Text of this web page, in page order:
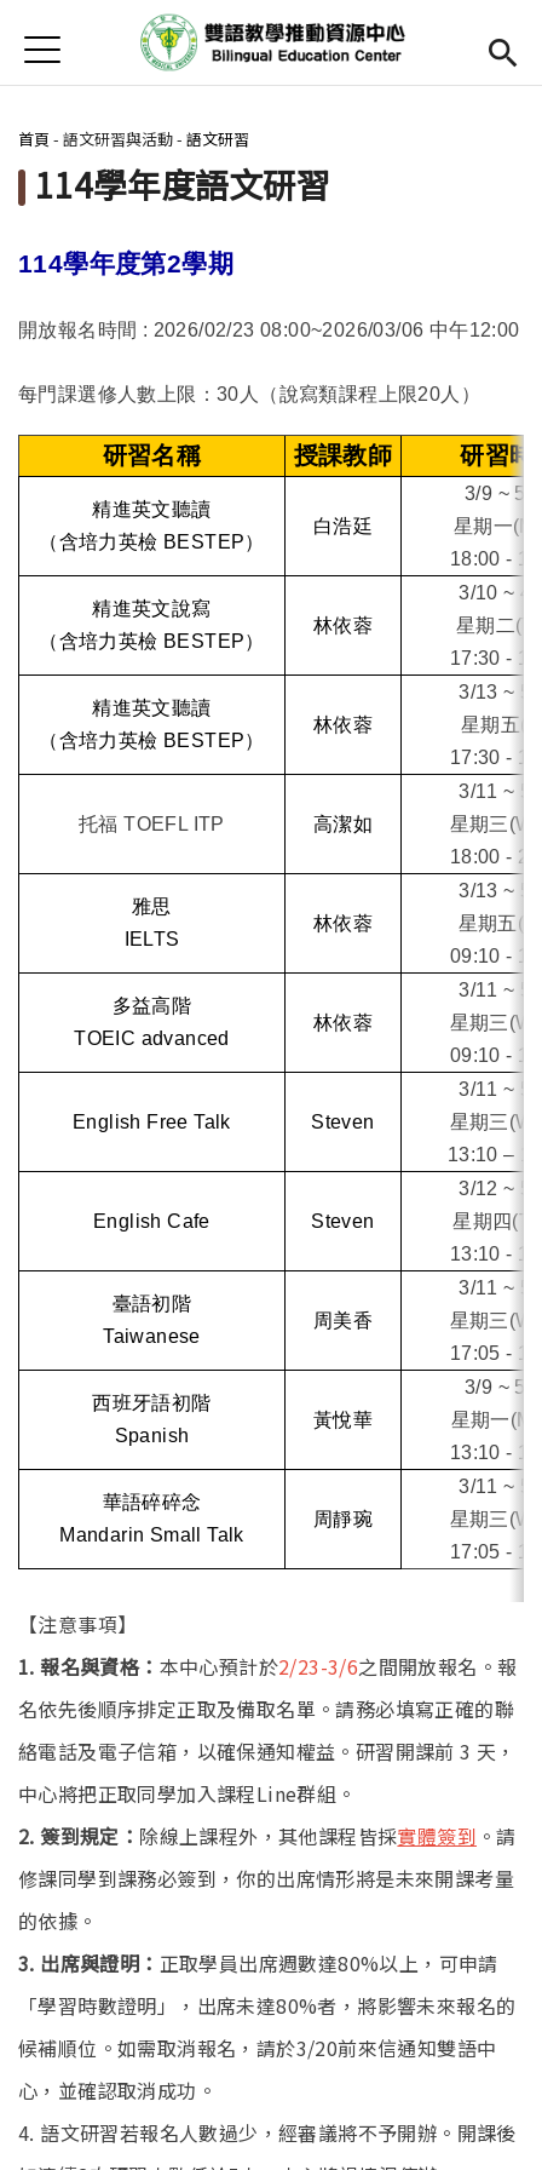
首頁
Open submenu (關於中心)
關於中心
最新消息
Open submenu (教師專區)
教師專區
Open submenu (學生專區)
學生專區
Open submenu (語文研習與活動)
語文研習與活動
法規辦法與申請表
English(link is external)
Jump to Navigation
Jump to Main content
您在這裡
首頁 - 語文研習與活動- 語文研習
114學年度語文研習
114學年度第2學期
開放報名時間 : 2026/02/23 08:00~2026/03/06 中午12:00
每門課選修人數上限：30人（說寫類課程上限20人）
研習名稱 授課教師 研習時
精進英文聽讀
（含培力英檢 BESTEP）
白浩廷
3/9 ~ 5/
星期一
18:00 -
精進英文說寫
（含培力英檢 BESTEP）
林依蓉
3/10 ~ 4/
星期二
17:30 -
精進英文聽讀
（含培力英檢 BESTEP）
林依蓉
3/13 ~ 5/
星期五
17:30 -
托福 TOEFL ITP 高潔如
3/11 ~ 5/
星期三
18:00 -
雅思
IELTS
林依蓉
3/13 ~ 5/
星期五
09:10 -
多益高階
TOEIC advanced
林依蓉
3/11 ~ 5/
星期三
09:10 -
English Free Talk Steven
3/11 ~ 5/
星期三
13:10 –
English Cafe Steven
3/12 ~ 5/
星期四
13:10 -
臺語初階
Taiwanese
周美香
3/11 ~ 5/
星期三
17:05 -
西班牙語初階
Spanish
黃悅華
3/9 ~ 5/
星期一
13:10 -
華語碎碎念
Mandarin Small Talk
周靜琬
3/11 ~ 5/
星期三
17:05 -
【注意事項】
1. 報名與資格： 本中心預計於2/23-3/6之間開放報名。報
名依先後順序排定正取及備取名單。請務必填寫正確的聯
絡電話及電子信箱，以確保通知權益。研習開課前 3 天，
中心將把正取同學加入課程Line群組。
2. 簽到規定： 除線上課程外，其他課程皆採實體簽到 。請
修課同學到課務必簽到，你的出席情形將是未來開課考量
的依據。
3. 出席與證明： 正取學員出席週數達80%以上，可申請
「學習時數證明」，出席未達80%者，將影響未來報名的
候補順位。如需取消報名，請於3/20前來信通知雙語中
心，並確認取消成功。
4. 語文研習若報名人數過少，經審議將不予開辦。開課後